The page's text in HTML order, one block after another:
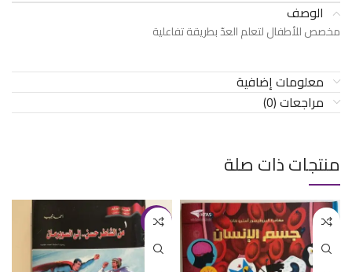
الوصف
مخصص للأطفال لتعلم العدّ بطريقة تفاعلية
معلومات إضافية
مراجعات (0)
منتجات ذات صلة
-17%